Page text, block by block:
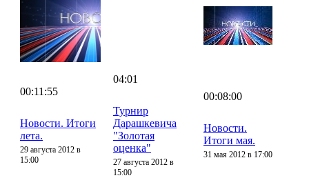
00:11:55
Новости. Итоги
лета.
29 августа 2012 в
15:00
04:01
Турнир
Дарашкевича
"Золотая
оценка"
27 августа 2012 в
15:00
00:08:00
Новости.
Итоги мая.
31 мая 2012 в 17:00